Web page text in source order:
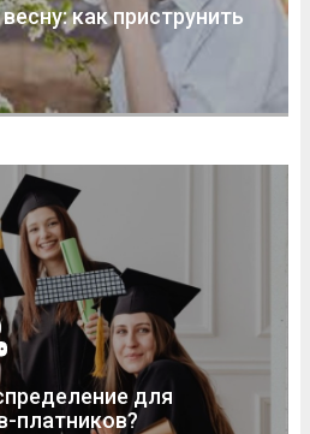
как приструнить
для
платников?